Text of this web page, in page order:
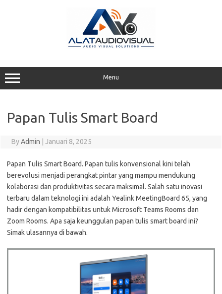
Menu
Papan Tulis Smart Board
ByAdmin Januari 8, 2025
Papan Tulis Smart Board. Papan tulis konvensional kini telah
berevolusi menjadi perangkat pintar yang mampu mendukung
kolaborasi dan produktivitas secara maksimal. Salah satu inovasi
terbaru dalam teknologi ini adalah Yealink MeetingBoard 65, yang
hadir dengan kompatibilitas untuk Microsoft Teams Rooms dan
Zoom Rooms. Apa saja keunggulan papan tulis smart board ini?
Simak ulasannya di bawah.